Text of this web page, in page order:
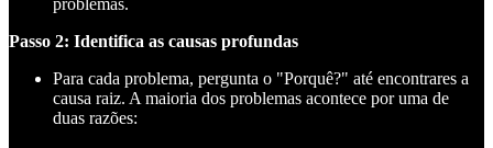
problemas.
Passo 2: Identifica as causas profundas
Para cada problema, pergunta o "Porquê?" até encontrares a
causa raiz. A maioria dos problemas acontece por uma de
duas razões: